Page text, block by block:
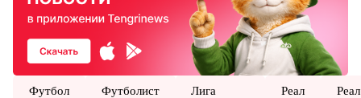
Футбол Футболист
Лига
Реал
Реал